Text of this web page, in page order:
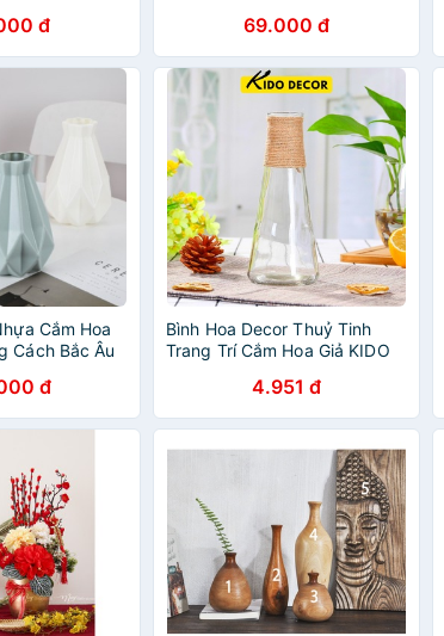
đ 69.000 đ
Cắm Hoa
Cách Bắc Âu
đ
Bình Hoa Decor Thuỷ Tinh
Trang Trí Cắm Hoa Giả KIDO
4.951 đ